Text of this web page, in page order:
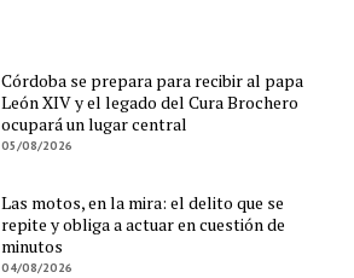
Córdoba se prepara para recibir al papa
León XIV y el legado del Cura Brochero
ocupará un lugar central
05/08/2026
Las motos, en la mira: el delito que se
repite y obliga a actuar en cuestión de
minutos
04/08/2026